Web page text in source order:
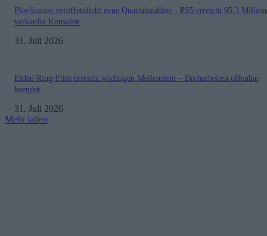
PlayStation veröffentlicht neue Quartalszahlen – PS5 erreicht 95,3
verkaufte Konsolen
31. Juli 2026
Elden Ring-Film erreicht wichtigen Meilenstein – Dreharbeiten offenbar
beendet
31. Juli 2026
Mehr laden